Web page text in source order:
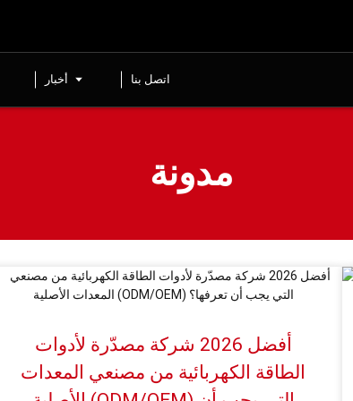
أخبار اتصل بنا
مدونة
أفضل 2026 شركة مصدّرة لأدوات
الطاقة الكهربائية من مصنعي المعدات